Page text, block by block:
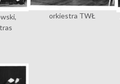
orkiestra TWŁ